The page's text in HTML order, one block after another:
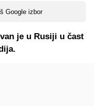
Google izbor
je u Rusiji u čast